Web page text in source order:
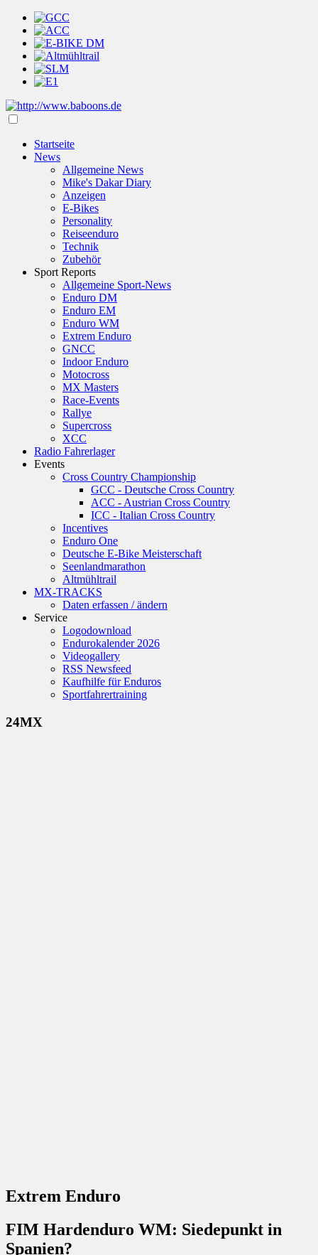
Startseite
News
Allgemeine News
Mike's Dakar Diary
Anzeigen
E-Bikes
Personality
Reiseenduro
Technik
Zubehör
Sport Reports
Allgemeine Sport-News
Enduro DM
Enduro EM
Enduro WM
Extrem Enduro
GNCC
Indoor Enduro
Motocross
MX Masters
Race-Events
Rallye
Supercross
XCC
Radio Fahrerlager
Events
Cross Country Championship
GCC - Deutsche Cross Country
ACC - Austrian Cross Country
ICC - Italian Cross Country
Incentives
Enduro One
Deutsche E-Bike Meisterschaft
Seenlandmarathon
Altmühltrail
MX-TRACKS
Daten erfassen / ändern
Service
Logodownload
Endurokalender 2026
Videogallery
RSS Newsfeed
Kaufhilfe für Enduros
Sportfahrertraining
24MX
Extrem Enduro
FIM Hardenduro WM: Siedepunkt in
Spanien?